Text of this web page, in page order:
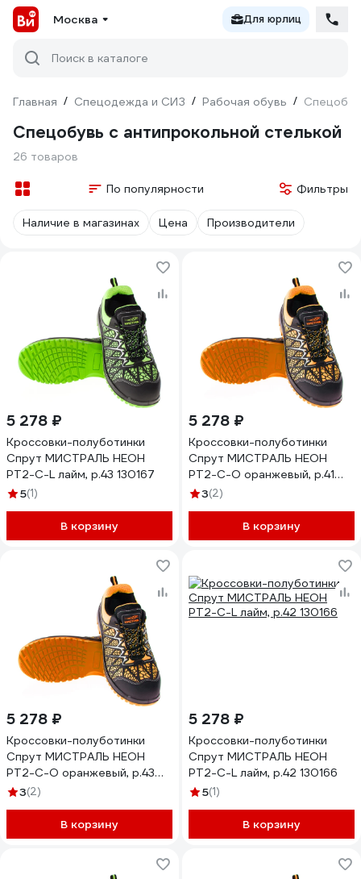
Москва Для юрлиц
Поиск в каталоге
Главная / Спецодежда и СИЗ / Рабочая обувь /
Спецобувь с антипрокольной стелькой
26 товаров
По популярности Фильтры
Наличие в магазинах Цена Производители
5 278 ₽
Кроссовки-полуботинки
Спрут МИСТРАЛЬ НЕОН
PT2-C-L лайм, р.43 130167
5(1)
В корзину
5 278 ₽
Кроссовки-полуботинки
Спрут МИСТРАЛЬ НЕОН
PT2-C-O оранжевый, р.41
130179
3(2)
В корзину
5 278 ₽
Кроссовки-полуботинки
Спрут МИСТРАЛЬ НЕОН
PT2-C-O оранжевый, р.43
130181
3(2)
В корзину
5 278 ₽
Кроссовки-полуботинки
Спрут МИСТРАЛЬ НЕОН
PT2-C-L лайм, р.42 130166
5(1)
В корзину